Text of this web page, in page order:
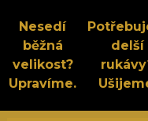
Nesedí
běžná
velikost?
Upravíme.
delší